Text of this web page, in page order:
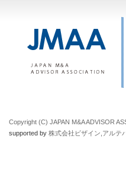
Copyright (C) JAPAN M&A ADVISOR
supported by 株式会社ビザイン アルテ